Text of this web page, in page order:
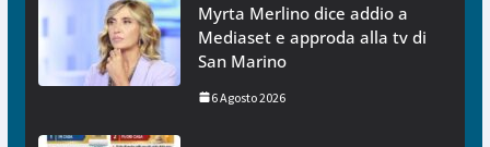
Myrta Merlino dice addio a
Mediaset e approda alla tv di
San Marino
6 Agosto 2026